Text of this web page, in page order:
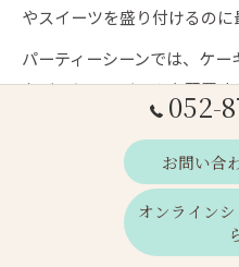
やスイーツを盛り付けるのに
パーティーシーンでは、ケー
などのミニスイーツを配置
群です。さらに、テーブル
ンを揃えることで統一感が
ります。ケーキスタンド お
投稿でも注目を集めています
注意点として、スタンドの
052-
お問い合
オンライン